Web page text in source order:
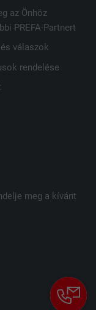
meg a kívánt
az Önhöz
PREFA-Partnert
válaszok
rendelése
célja a
nyomon
azzal